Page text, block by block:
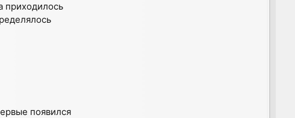
приходилось
появился